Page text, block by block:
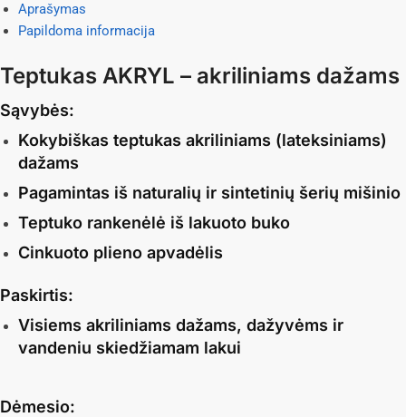
Aprašymas
Papildoma informacija
Teptukas AKRYL – akriliniams dažams
Sąvybės:
Kokybiškas teptukas akriliniams (lateksiniams)
dažams
Pagamintas iš naturalių ir sintetinių šerių mišinio
Teptuko rankenėlė iš lakuoto buko
Cinkuoto plieno apvadėlis
Paskirtis:
Visiems akriliniams dažams, dažyvėms ir
vandeniu skiedžiamam lakui
Dėmesio: